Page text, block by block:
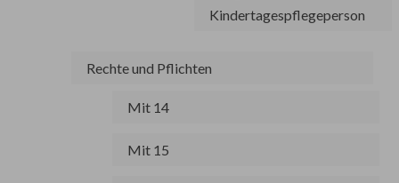
Kindertagespflegeperson
Rechte und Pflichten
Mit 14
Mit 15